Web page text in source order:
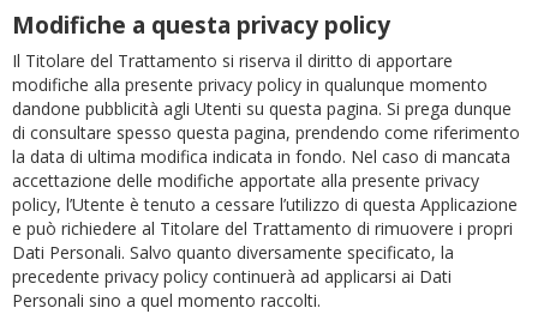
Modifiche a questa privacy policy
Il Titolare del Trattamento si riserva il diritto di apportare
modifiche alla presente privacy policy in qualunque momento
dandone pubblicità agli Utenti su questa pagina. Si prega dunque
di consultare spesso questa pagina, prendendo come riferimento
la data di ultima modifica indicata in fondo. Nel caso di mancata
accettazione delle modifiche apportate alla presente privacy
policy, l’Utente è tenuto a cessare l’utilizzo di questa Applicazione
e può richiedere al Titolare del Trattamento di rimuovere i propri
Dati Personali. Salvo quanto diversamente specificato, la
precedente privacy policy continuerà ad applicarsi ai Dati
Personali sino a quel momento raccolti.